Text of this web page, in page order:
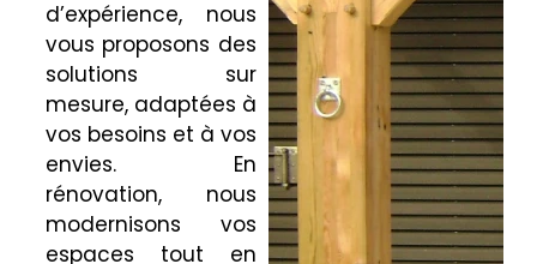
d’expérience, nous
vous proposons des
solutions sur
mesure, adaptées à
vos besoins et à vos
envies. En
rénovation, nous
modernisons vos
espaces tout en